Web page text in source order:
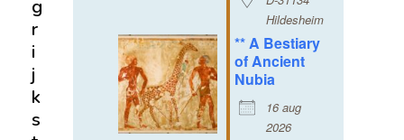
Hildesheim
** A Bestiary
of Ancient
Nubia
16 aug
2026
g
r
i
j
k
s